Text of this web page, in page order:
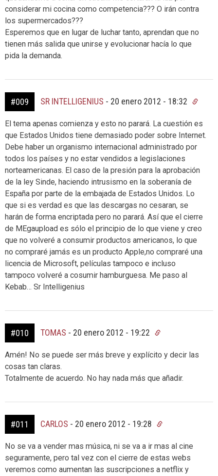
considerar mi cocina como competencia??? O irán contra
los supermercados???
Esperemos que en lugar de luchar tanto, aprendan que no
tienen más salida que unirse y evolucionar hacía lo que
pida la demanda.
#009 SR INTELLIGENIUS - 20 enero 2012 - 18:32
El tema apenas comienza y esto no parará. La cuestión es
que Estados Unidos tiene demasiado poder sobre Internet.
Debe haber un organismo internacional administrado por
todos los países y no estar vendidos a legislaciones
norteamericanas. El caso de la presión para la aprobación
de la ley Sinde, haciendo intrusismo en la soberanía de
España por parte de la embajada de Estados Unidos. Lo
que si es verdad es que las descargas no cesaran, se
harán de forma encriptada pero no parará. Así que el cierre
de MEgaupload es sólo el principio de lo que viene y creo
que no volveré a consumir productos americanos, lo que
no compraré jamás es un producto Apple,no compraré una
licencia de Microsoft, películas tampoco e incluso
tampoco volveré a cosumir hamburguesa. Me paso al
Kebab… Sr Intelligenius
#010 TOMAS - 20 enero 2012 - 19:22
Amén! No se puede ser más breve y explícito y decir las
cosas tan claras.
Totalmente de acuerdo. No hay nada más que añadir.
#011 CARLOS - 20 enero 2012 - 19:28
No se va a vender mas música, ni se va a ir mas al cine
seguramente, pero tal vez con el cierre de estas webs
veremos como aumentan las suscripciones a netflix y